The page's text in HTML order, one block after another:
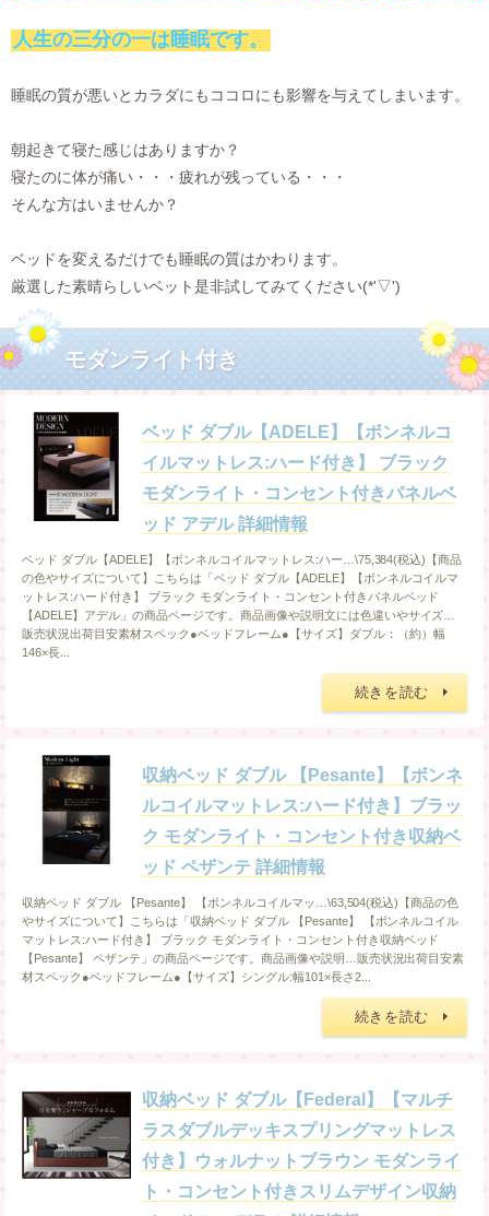
人生の三分の一は睡眠です。
睡眠の質が悪いとカラダにもココロにも影響を与えてしまいます。
朝起きて寝た感じはありますか？
寝たのに体が痛い・・・疲れが残っている・・・
そんな方はいませんか？
ベッドを変えるだけでも睡眠の質はかわります。
厳選した素晴らしいベット是非試してみてください(*'▽')
モダンライト付き
ベッド ダブル【ADELE】【ボンネルコ
イルマットレス:ハード付き】 ブラック
モダンライト・コンセント付きパネルベ
ッド アデル 詳細情報
ベッド ダブル【ADELE】【ボンネルコイルマットレス:ハー…\75,384(税込)【商品
の色やサイズについて】こちらは「ベッド ダブル【ADELE】【ボンネルコイルマ
ットレス:ハード付き】 ブラック モダンライト・コンセント付きパネルベッド
【ADELE】アデル」の商品ページです。商品画像や説明文には色違いやサイズ…
販売状況出荷目安素材スペック●ベッドフレーム●【サイズ】ダブル：（約）幅
146×長...
続きを読む
収納ベッド ダブル 【Pesante】【ボンネ
ルコイルマットレス:ハード付き】ブラッ
ク モダンライト・コンセント付き収納ベ
ッド ペザンテ 詳細情報
収納ベッド ダブル 【Pesante】 【ボンネルコイルマッ…\63,504(税込)【商品の色
やサイズについて】こちらは「収納ベッド ダブル 【Pesante】 【ボンネルコイル
マットレス:ハード付き】 ブラック モダンライト・コンセント付き収納ベッド
【Pesante】 ペザンテ」の商品ページです。商品画像や説明…販売状況出荷目安素
材スペック●ベッドフレーム●【サイズ】シングル:幅101×長さ2...
続きを読む
収納ベッド ダブル【Federal】【マルチ
ラスダブルデッキスプリングマットレス
付き】ウォルナットブラウン モダンライ
ト・コンセント付きスリムデザイン収納